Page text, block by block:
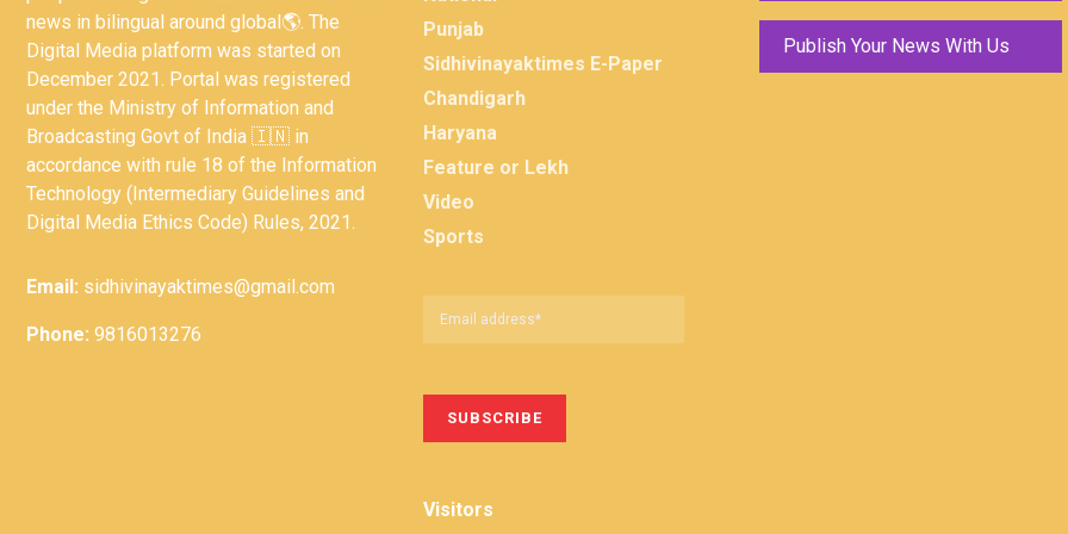
news in bilingual around global🌎. The
Digital Media platform was started on
December 2021. Portal was registered
under the Ministry of Information and
Broadcasting Govt of India 🇮🇳 in
accordance with rule 18 of the Information
Technology (Intermediary Guidelines and
Digital Media Ethics Code) Rules, 2021.
Email: sidhivinayaktimes@gmail.com
Phone: 9816013276
Punjab
Sidhivinayaktimes E-Paper
Chandigarh
Haryana
Feature or Lekh
Video
Sports
Visitors
Publish Your News With Us